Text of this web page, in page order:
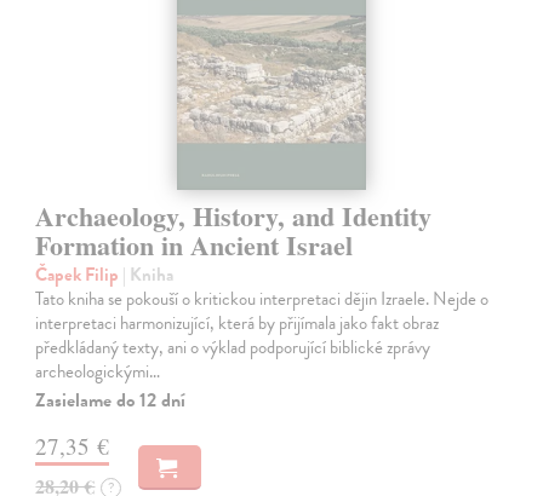
Archaeology, History, and Identity
Formation in Ancient Israel
Čapek Filip | Kniha
Tato kniha se pokouší o kritickou interpretaci dějin Izraele. Nejde o
interpretaci harmonizující, která by přijímala jako fakt obraz
předkládaný texty, ani o výklad podporující biblické zprávy
archeologickými…
Zasielame do 12 dní
27,35 €
28,20 € ?